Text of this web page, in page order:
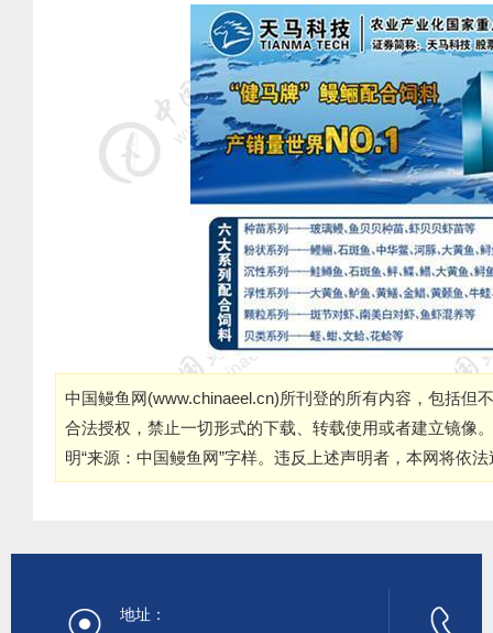
中国鳗鱼网(www.chinaeel.cn)所刊登的所有内容，包括但
合法授权，禁止一切形式的下载、转载使用或者建立镜像
明“来源：中国鳗鱼网”字样。违反上述声明者，本网将依
地址：